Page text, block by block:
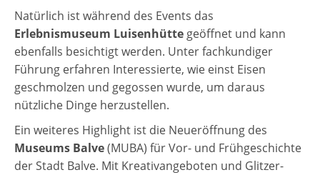
Natürlich ist während des Events das
Erlebnismuseum Luisenhütte geöffnet und kann
ebenfalls besichtigt werden. Unter fachkundiger
Führung erfahren Interessierte, wie einst Eisen
geschmolzen und gegossen wurde, um daraus
nützliche Dinge herzustellen.
Ein weiteres Highlight ist die Neueröffnung des
Museums Balve(MUBA) für Vor- und Frühgeschichte
der Stadt Balve. Mit Kreativangeboten und Glitzer-